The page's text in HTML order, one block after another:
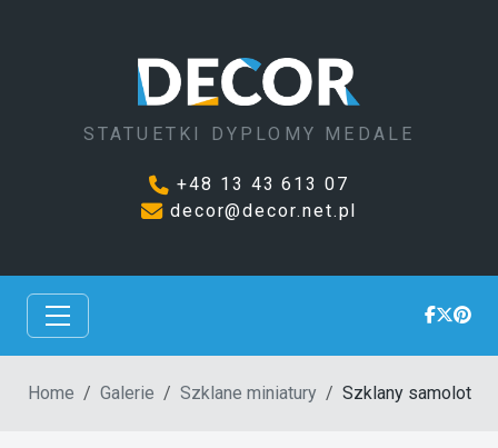
STATUETKI DYPLOMY MEDALE
+48 13 43 613 07
decor@decor.net.pl
Home Galerie Szklane miniatury Szklany samolot